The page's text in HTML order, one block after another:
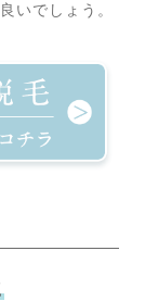
いでしょう。